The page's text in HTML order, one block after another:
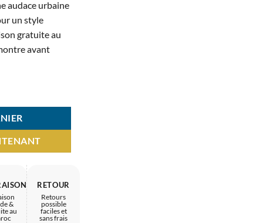
actuel
est :
1.450 MAD.
audace urbaine
un style
gratuite au
avant
&
au
RETOUR
Retours
possible
faciles et
sans frais